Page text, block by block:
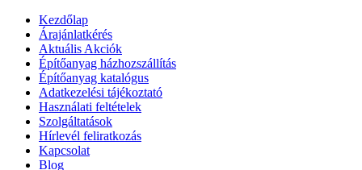
Kezdőlap
Árajánlatkérés
Aktuális Akciók
Építőanyag házhozszállítás
Építőanyag katalógus
Adatkezelési tájékoztató
Használati feltételek
Szolgáltatások
Hírlevél feliratkozás
Kapcsolat
Blog